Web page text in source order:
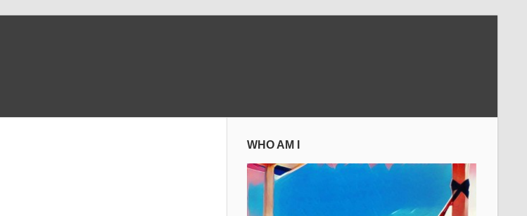
WHO AM I